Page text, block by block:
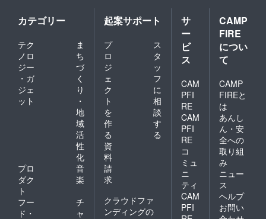
れや息
苦しさ
を軽
減。 洗
浄によ
る型崩
れをせ
性があ
り、
オー
バーマ
スクに
最適で
す。 ※
手作り
となり
ますの
で、色
合いな
ど多少
の誤差
がござ
れをせ
ず耐久
性があ
り、
オー
バーマ
スクに
す。 ※
手作り
となり
ますの
で、色
合いな
ど多少
の誤差
がござ
いま
す。
部） ・
高さ
（耳
70mm
（最長
手作り
となり
ますの
でサイ
ズは多
少の誤
差がご
ざいま
す。ご
了承く
ださ
い。 商
品説
明：
メッ
70mm
（最長
部） ※
手作り
となり
でサイ
ズは多
少の誤
差がご
ざいま
す。ご
了承く
ださ
い。 商
品説
明：
メッ
シュ
ラッセ
ル3層構
カテゴリー
テク
ノロ
ジー
・ガ
ジェ
ット
ま
ち
づ
く
り
・
地
域
活
性
化
プロ
ダク
ト
音
楽
フー
ド・
チ
ャ
起案サポート
プ
ロ
ジ
ェ
ク
ト
を
作
る
ス
タ
ッ
フ
に
相
談
す
る
資
料
請
求
クラウドファ
ンディングの
サ
ー
ビ
ス
CAM
PFI
RE
CAM
PFI
RE
コ
ミュ
ニ
ティ
CAM
PFI
CAMP
FIRE
につい
て
CAMP
FIREと
は
あんし
ん・安
全への
取り組
み
ニュー
ス
ヘルプ
お問い